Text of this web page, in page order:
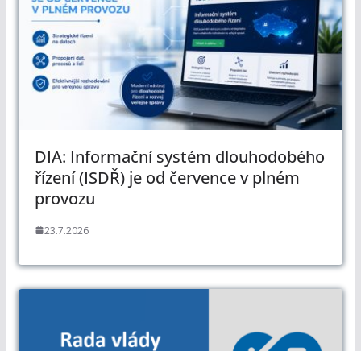
DIA: Informační systém dlouhodobého
řízení (ISDŘ) je od července v plném
provozu
23.7.2026